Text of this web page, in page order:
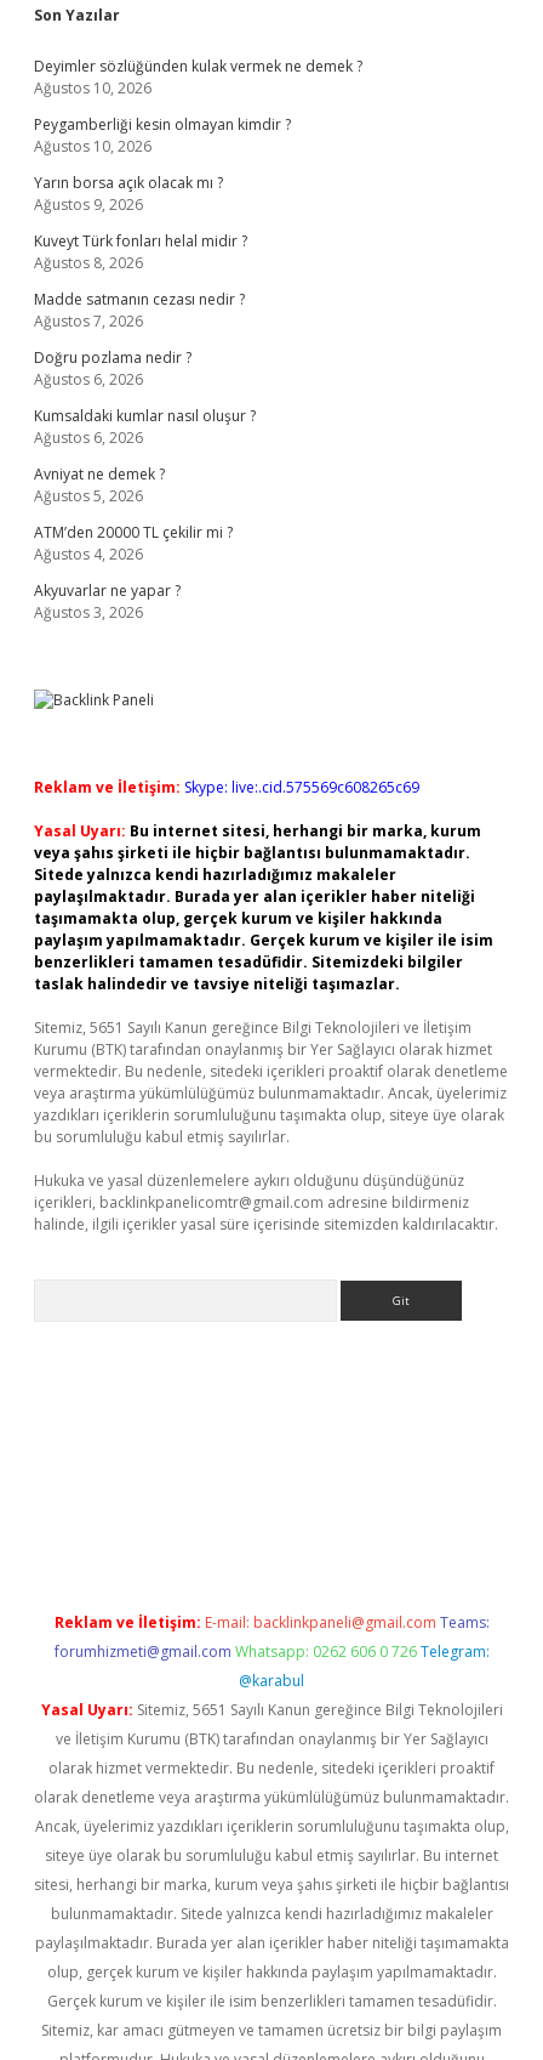
Sidebar
Son Yazılar
Deyimler sözlüğünden kulak vermek ne demek ?
Ağustos 10, 2026
Peygamberliği kesin olmayan kimdir ?
Ağustos 10, 2026
Yarın borsa açık olacak mı ?
Ağustos 9, 2026
Kuveyt Türk fonları helal midir ?
Ağustos 8, 2026
Madde satmanın cezası nedir ?
Ağustos 7, 2026
Doğru pozlama nedir ?
Ağustos 6, 2026
Kumsaldaki kumlar nasıl oluşur ?
Ağustos 6, 2026
Avniyat ne demek ?
Ağustos 5, 2026
ATM’den 20000 TL çekilir mi ?
Ağustos 4, 2026
Akyuvarlar ne yapar ?
Ağustos 3, 2026
Reklam ve İletişim: Skype: live:.cid.575569c608265c69
Yasal Uyarı: Bu internet sitesi, herhangi bir marka, kurum
veya şahıs şirketi ile hiçbir bağlantısı bulunmamaktadır.
Sitede yalnızca kendi hazırladığımız makaleler
paylaşılmaktadır. Burada yer alan içerikler haber niteliği
taşımamakta olup, gerçek kurum ve kişiler hakkında
paylaşım yapılmamaktadır. Gerçek kurum ve kişiler ile isim
benzerlikleri tamamen tesadüfidir. Sitemizdeki bilgiler
taslak halindedir ve tavsiye niteliği taşımazlar.
Sitemiz, 5651 Sayılı Kanun gereğince Bilgi Teknolojileri ve İletişim
Kurumu (BTK) tarafından onaylanmış bir Yer Sağlayıcı olarak hizmet
vermektedir. Bu nedenle, sitedeki içerikleri proaktif olarak denetleme
veya araştırma yükümlülüğümüz bulunmamaktadır. Ancak, üyelerimiz
yazdıkları içeriklerin sorumluluğunu taşımakta olup, siteye üye olarak
bu sorumluluğu kabul etmiş sayılırlar.
Hukuka ve yasal düzenlemelere aykırı olduğunu düşündüğünüz
içerikleri, backlinkpanelicomtr@gmail.com adresine bildirmeniz
halinde, ilgili içerikler yasal süre içerisinde sitemizden kaldırılacaktır.
Reklam ve İletişim: E-mail: backlinkpaneli@gmail.com Teams:
forumhizmeti@gmail.com Whatsapp: 0262 606 0 726 Telegram:
@karabul
Yasal Uyarı: Sitemiz, 5651 Sayılı Kanun gereğince Bilgi Teknolojileri
ve İletişim Kurumu (BTK) tarafından onaylanmış bir Yer Sağlayıcı
olarak hizmet vermektedir. Bu nedenle, sitedeki içerikleri proaktif
olarak denetleme veya araştırma yükümlülüğümüz bulunmamaktadır.
Ancak, üyelerimiz yazdıkları içeriklerin sorumluluğunu taşımakta olup,
siteye üye olarak bu sorumluluğu kabul etmiş sayılırlar. Bu internet
sitesi, herhangi bir marka, kurum veya şahıs şirketi ile hiçbir bağlantısı
bulunmamaktadır. Sitede yalnızca kendi hazırladığımız makaleler
paylaşılmaktadır. Burada yer alan içerikler haber niteliği taşımamakta
olup, gerçek kurum ve kişiler hakkında paylaşım yapılmamaktadır.
Gerçek kurum ve kişiler ile isim benzerlikleri tamamen tesadüfidir.
Sitemiz, kar amacı gütmeyen ve tamamen ücretsiz bir bilgi paylaşım